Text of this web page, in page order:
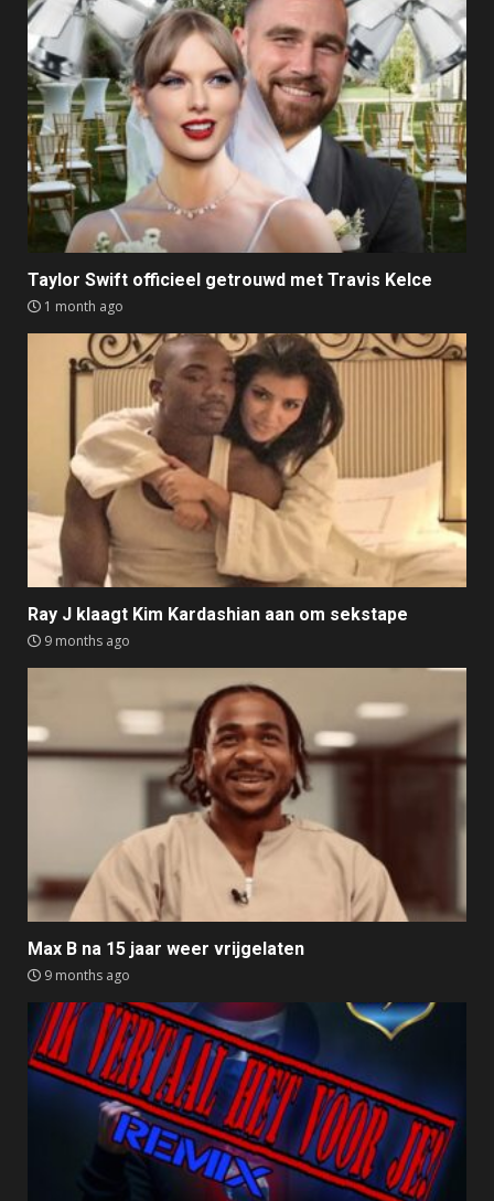
Taylor Swift officieel getrouwd met Travis Kelce
1 month ago
Ray J klaagt Kim Kardashian aan om sekstape
9 months ago
Max B na 15 jaar weer vrijgelaten
9 months ago